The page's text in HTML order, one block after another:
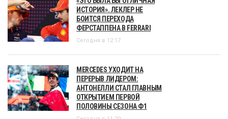
ИСТОРИЯ». ЛЕКЛЕР НЕ
БОИТСЯ ПЕРЕХОДА
ФЕРСТАППЕНА В FERRARI
Сегодня в 12:17
MERCEDES УХОДИТ НА
ПЕРЕРЫВ ЛИДЕРОМ:
АНТОНЕЛЛИ СТАЛ ГЛАВНЫМ
ОТКРЫТИЕМ ПЕРВОЙ
ПОЛОВИНЫ СЕЗОНА Ф1